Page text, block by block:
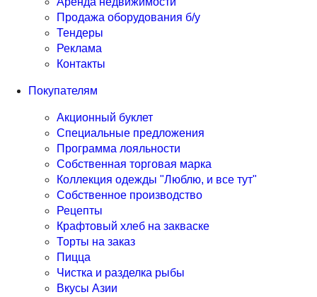
Продажа оборудования б/у
Тендеры
Реклама
Контакты
Покупателям
Акционный буклет
Специальные предложения
Программа лояльности
Собственная торговая марка
Коллекция одежды "Люблю, и все тут"
Собственное производство
Рецепты
Крафтовый хлеб на закваске
Торты на заказ
Пицца
Чистка и разделка рыбы
Вкусы Азии